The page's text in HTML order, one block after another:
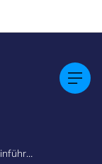
KI-Ökosystem – KI-Einführung in Luxemburg